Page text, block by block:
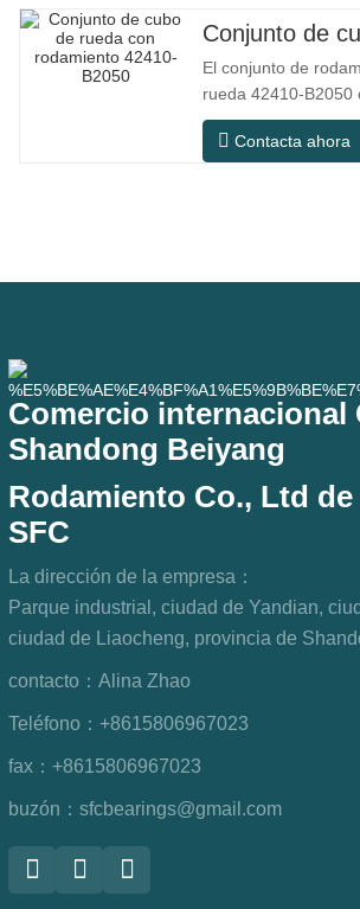
convencionales,
uso práctico como
automatización,
de precisión,
El conjunto de
rueda 42410-B2050
el mercado de
reemplazo de
Contacta ahora
Comercio internacional
Shandong Beiyang
Rodamiento Co., Ltd
SFC
La dirección de la empresa：
Parque industrial, ciudad de Yandian,
ciudad de Liaocheng, provincia de
contacto： Alina Zhao
Teléfono： +8615806967023
fax： +8615806967023
buzón： sfcbearings@gmail.com